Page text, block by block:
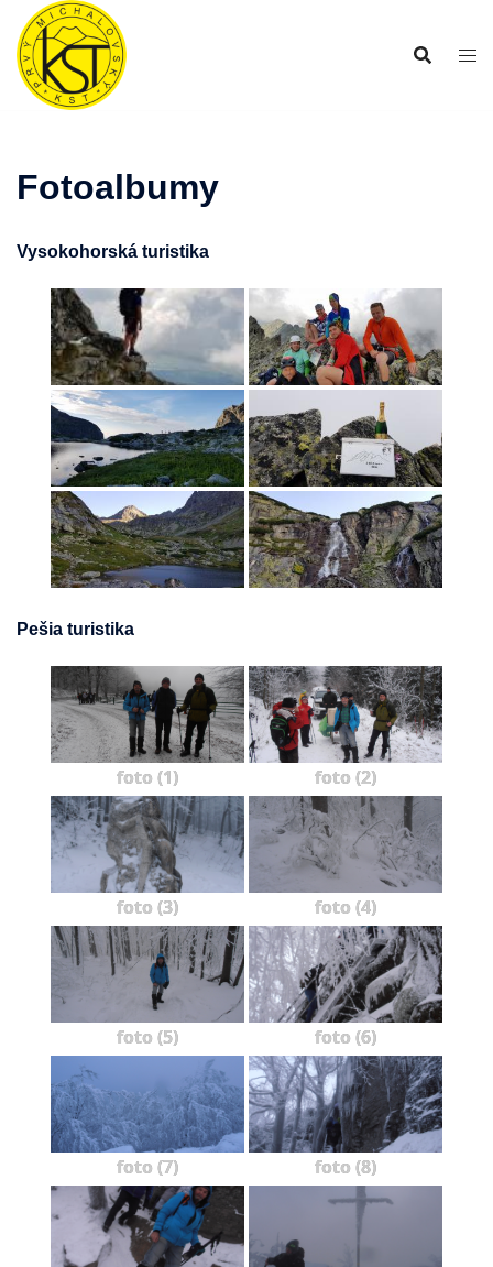
Preskočiť
obsah
Fotoalbumy
Vysokohorská turistika
Pešia turistika
foto (1) foto (2)
foto (3) foto (4)
foto (5) foto (6)
foto (7) foto (8)